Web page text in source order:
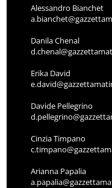
Alessandro Bianchet
Danila Chenal
Erika David
Davide Pellegrino
Cinzia Timpano
Arianna Papalia